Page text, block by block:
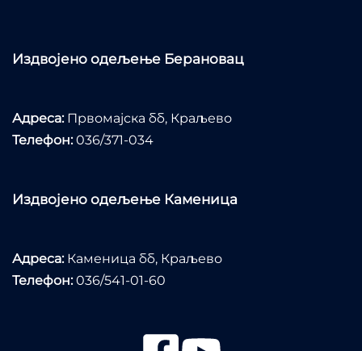
Издвојено одељење Берановац
Адреса:Првомајска бб, Краљево
Телефон:036/371-034
Издвојено одељење Каменица
Адреса:Каменица бб, Краљево
Телефон:036/541-01-60